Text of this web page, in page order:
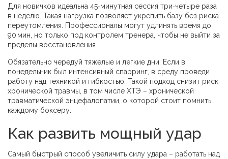
Для новичков идеальна 45‑минутная сессия три‑четыре раза
в неделю. Такая нагрузка позволяет укрепить базу без риска
переутомления. Профессионалы могут удлинять время до
90 мин, но только под контролем тренера, чтобы не выйти за
пределы восстановления.
Обязательно чередуй тяжелые и лёгкие дни. Если в
понедельник был интенсивный спарринг, в среду проведи
работу над техникой и гибкостью. Такой подход снизит риск
хронической травмы, в том числе ХТЭ – хронической
травматической энцефалопатии, о которой стоит помнить
каждому боксеру.
Как развить мощный удар
Самый быстрый способ увеличить силу удара – работать над